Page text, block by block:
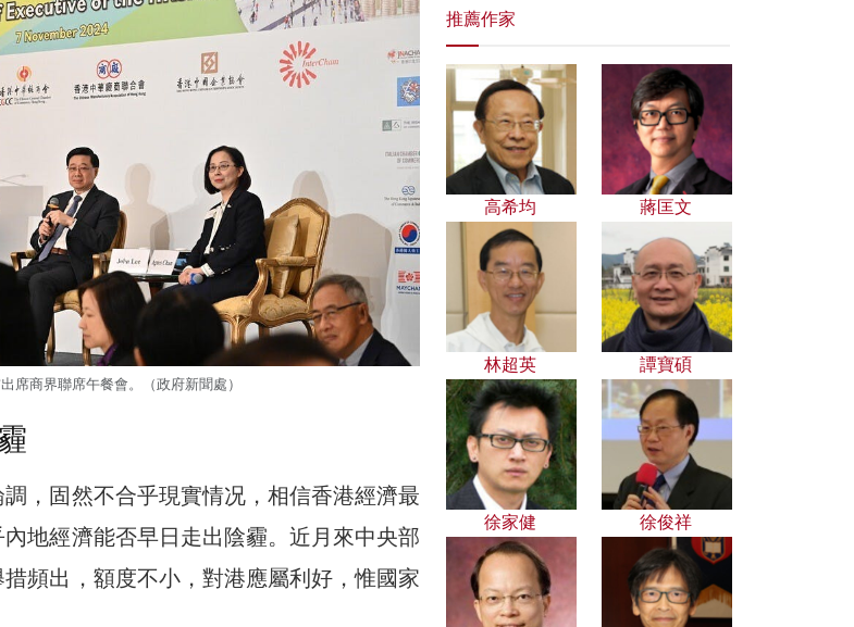
席商界聯席午餐會。（政府新聞處）
，固然不合乎現實情况，相信香港經濟最
地經濟能否早日走出陰霾。近月來中央部
頻出，額度不小，對港應屬利好，惟國家
推薦作家
高希均 蔣匡文
林超英 譚寶碩
徐家健 徐俊祥